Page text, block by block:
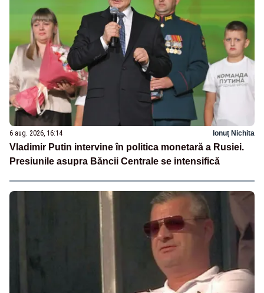
6 aug. 2026, 16:14 Ionuț Nichita
Vladimir Putin intervine în politica monetară a Rusiei.
Presiunile asupra Băncii Centrale se intensifică